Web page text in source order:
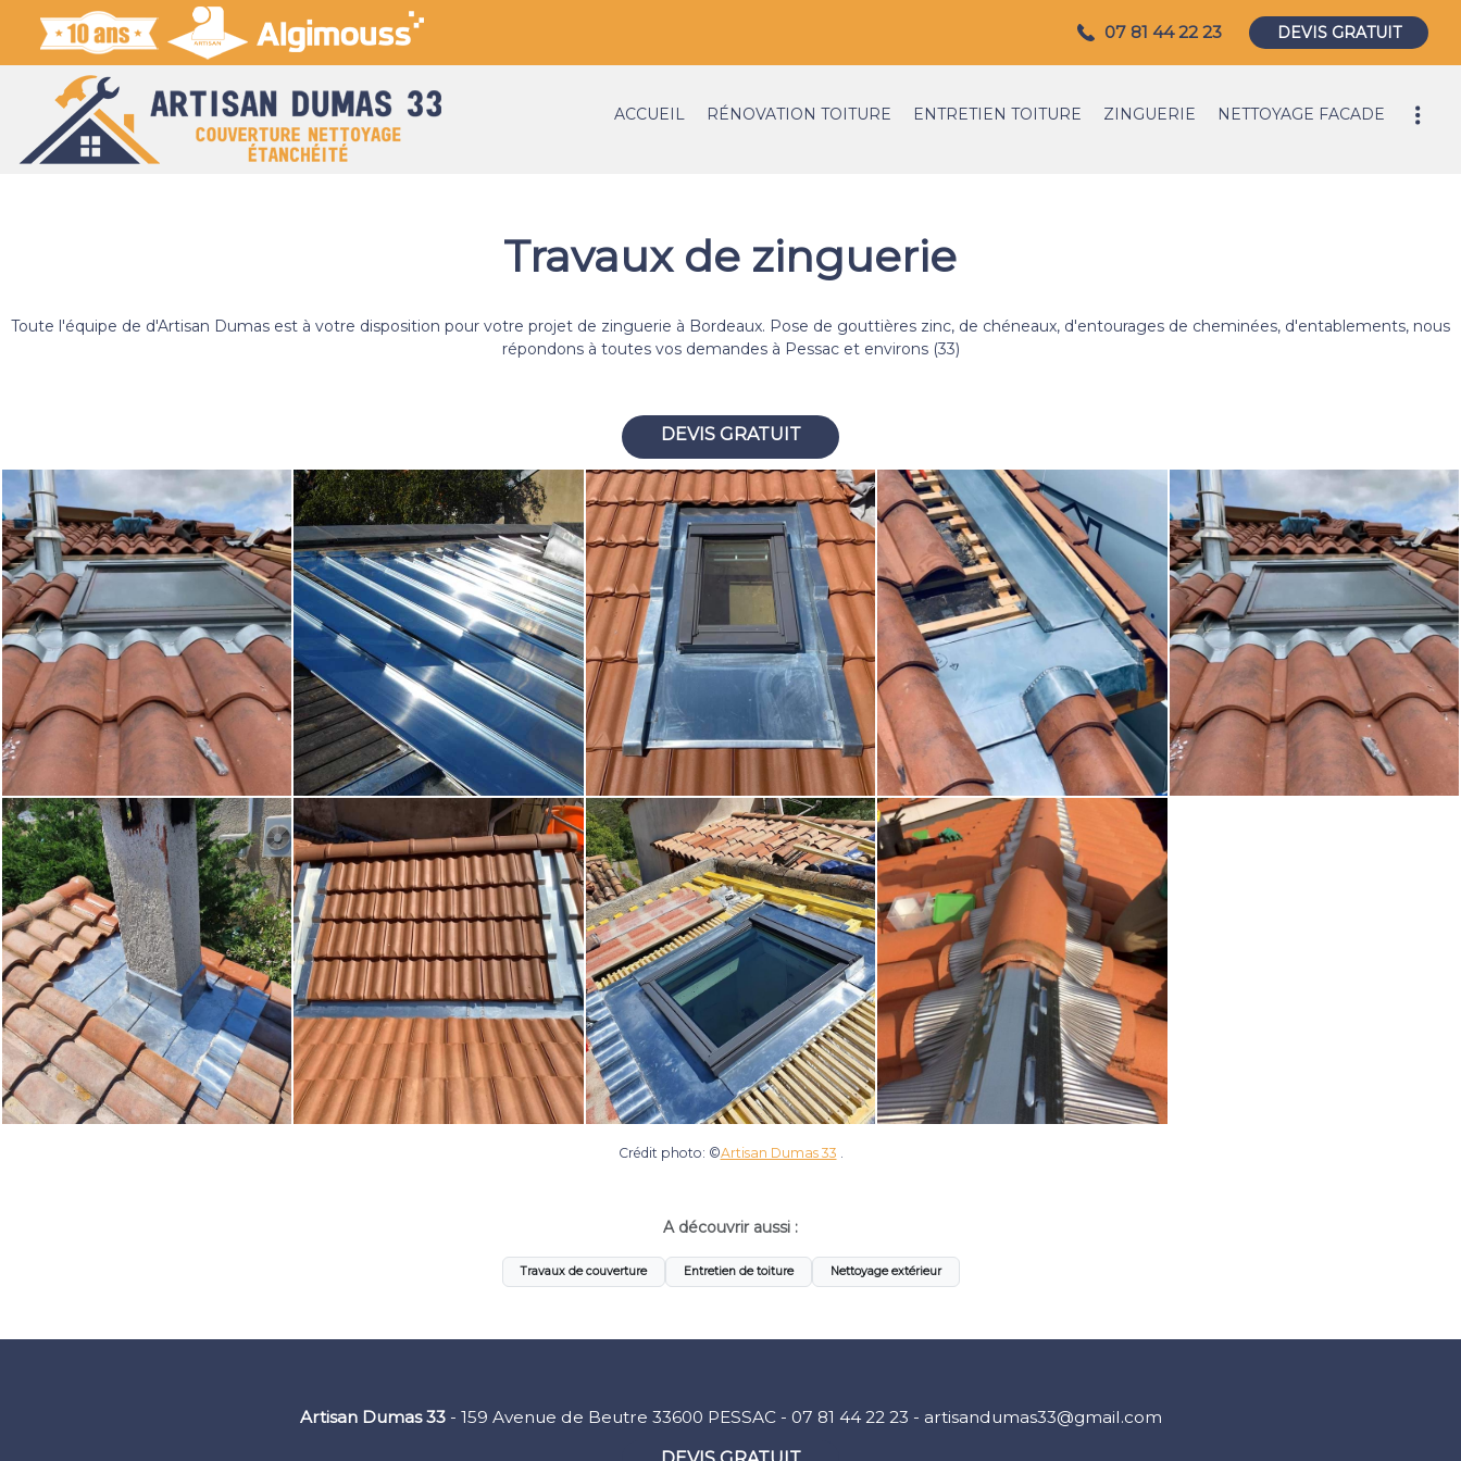
DEVIS GRATUIT
07 81 44 22 23
ACCUEIL RÉNOVATION TOITURE ENTRETIEN TOITURE ZINGUERIE NETTOYAGE FACADE
Travaux de zinguerie
Toute l'équipe de d'Artisan Dumas est à votre disposition pour votre projet de zinguerie à Bordeaux. Pose de gouttières zinc, de chéneaux, d'entourages de cheminées, d'entablements, nous
répondons à toutes vos demandes à Pessac et environs (33)
DEVIS GRATUIT
Crédit photo: ©Artisan Dumas 33 .
A découvrir aussi :
Travaux de couverture Entretien de toiture Nettoyage extérieur
Artisan Dumas 33- 159 Avenue de Beutre 33600 PESSAC - 07 81 44 22 23 - artisandumas33@gmail.com